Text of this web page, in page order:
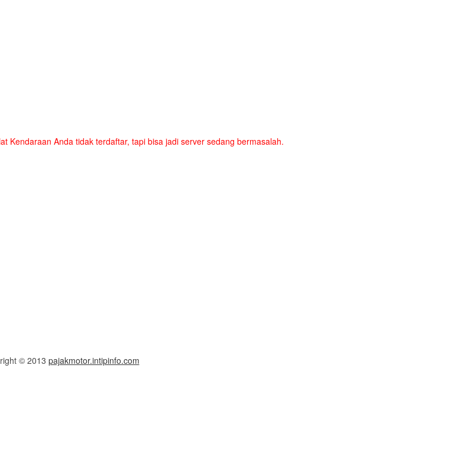
Kendaraan Anda tidak terdaftar, tapi bisa jadi server sedang bermasalah.
© 2013 pajakmotor.intipinfo.com